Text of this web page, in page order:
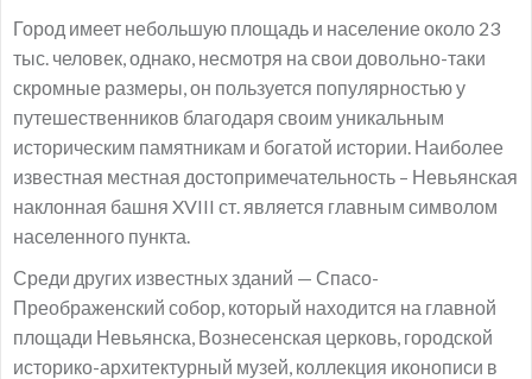
Город имеет небольшую площадь и население около 23
тыс. человек, однако, несмотря на свои довольно-таки
скромные размеры, он пользуется популярностью у
путешественников благодаря своим уникальным
историческим памятникам и богатой истории. Наиболее
известная местная достопримечательность – Невьянская
наклонная башня XVIII ст. является главным символом
населенного пункта.
Среди других известных зданий — Спасо-
Преображенский собор, который находится на главной
площади Невьянска, Вознесенская церковь, городской
историко-архитектурный музей, коллекция иконописи в